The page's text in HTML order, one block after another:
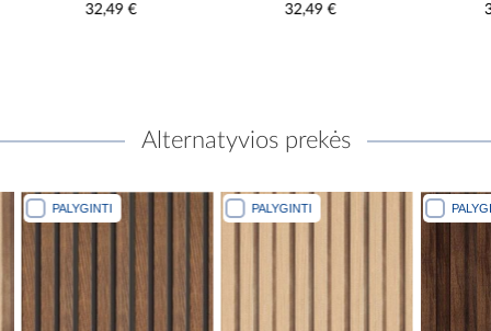
32,49 € 32,49 €
Alternatyvios prekės
PALYGINTI PALYGINTI PALYGINTI